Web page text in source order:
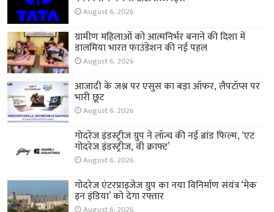
August 6, 2026
ग्रामीण महिलाओं को आत्मनिर्भर बनाने की दिशा में
डालमिया भारत फाउंडेशन की नई पहल
August 6, 2026
आजादी के जश्न पर एसुस का बड़ा ऑफर, लैपटॉप्स पर
भारी छूट
August 6, 2026
गोदरेज इंडस्ट्रीज ग्रुप ने लॉन्च की नई ब्रांड फिल्म, ‘एट
गोदरेज इंडस्ट्रीज, वी क्राफ्ट’
August 6, 2026
गोदरेज एंटरप्राइजेज ग्रुप का नया विनिर्माण संयंत्र ‘मेक
इन इंडिया’ को देगा रफ्तार